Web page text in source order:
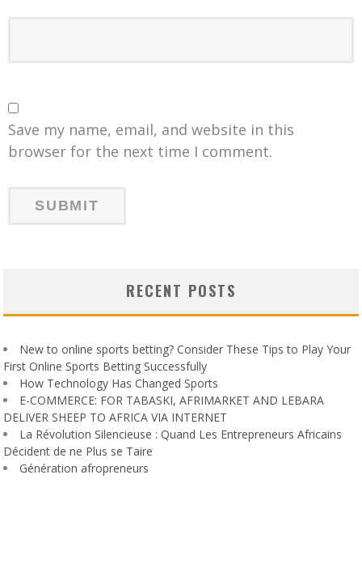
Save my name, email, and website in this
browser for the next time I comment.
RECENT POSTS
New to online sports betting? Consider These Tips to Play Your
First Online Sports Betting Successfully
How Technology Has Changed Sports
E-COMMERCE: FOR TABASKI, AFRIMARKET AND LEBARA
DELIVER SHEEP TO AFRICA VIA INTERNET
La Révolution Silencieuse : Quand Les Entrepreneurs Africains
Décident de ne Plus se Taire
Génération afropreneurs